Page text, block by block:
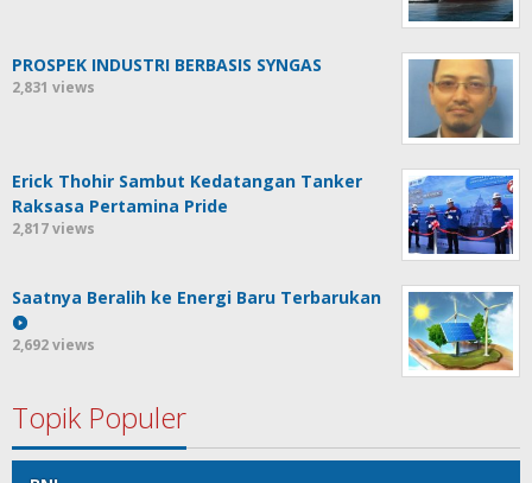
PROSPEK INDUSTRI BERBASIS SYNGAS
2,831 views
Erick Thohir Sambut Kedatangan Tanker
Raksasa Pertamina Pride
2,817 views
Saatnya Beralih ke Energi Baru Terbarukan
2,692 views
Topik Populer